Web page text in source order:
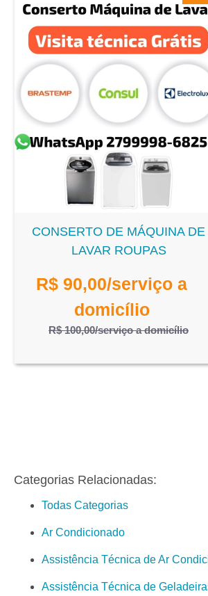
CONSERTO DE MÁQUINA DE
LAVAR ROUPAS
R$ 90,00/serviço a
domicílio
R$ 100,00/serviço a domicílio
Categorias Relacionadas:
Todas Categorias
Ar Condicionado
Assistência Técnica de Ar
Assistência Técnica de